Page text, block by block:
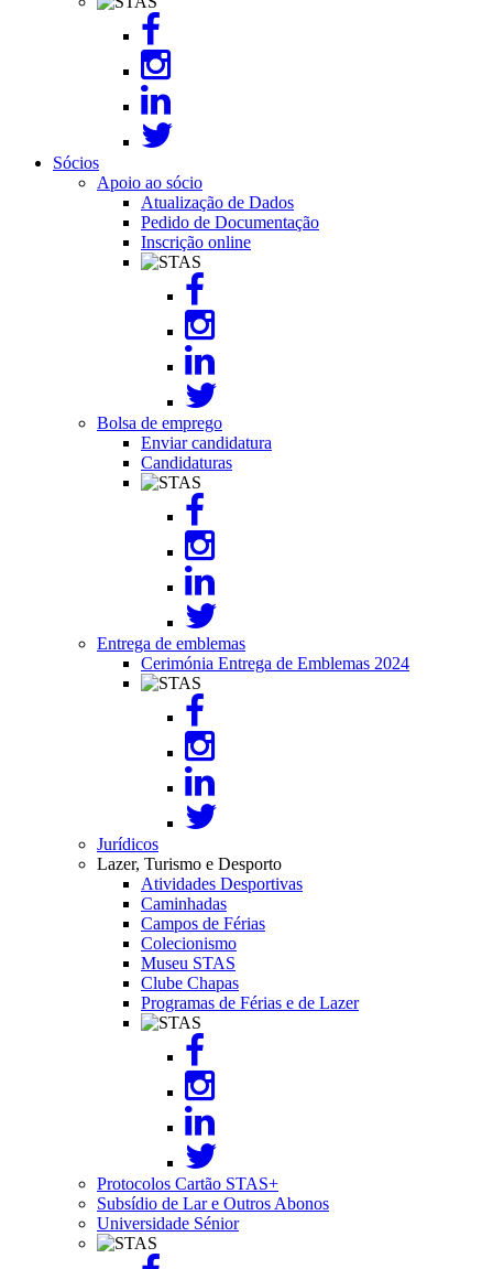
Sócios
Apoio ao sócio
Atualização de Dados
Pedido de Documentação
Inscrição online
Image
Bolsa de emprego
Enviar candidatura
Candidaturas
Image
Entrega de emblemas
Cerimónia Entrega de Emblemas 2024
Image
Jurídicos
Lazer, Turismo e Desporto
Atividades Desportivas
Caminhadas
Campos de Férias
Colecionismo
Museu STAS
Clube Chapas
Programas de Férias e de Lazer
Image
Protocolos Cartão STAS+
Subsídio de Lar e Outros Abonos
Universidade Sénior
Image